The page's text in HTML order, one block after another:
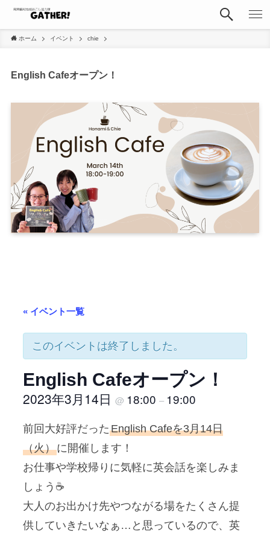
ホーム イベント chie
English Cafeオープン！
« イベント一覧
このイベントは終了しました。
English Cafeオープン！
2023年3月14日 @ 18:00 – 19:00
前回大好評だったEnglish Cafeを3月14日
（火）に開催します！
お仕事や学校帰りに気軽に英会話を楽しみま
しょう☕
大人のお出かけ先やつながる場をたくさん提
供していきたいなぁ…と思っているので、英